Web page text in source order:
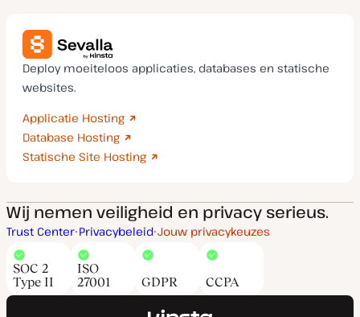
Deploy moeiteloos applicaties, databases en statische
websites.
Applicatie Hosting
Database Hosting
Statische Site Hosting
Wij nemen veiligheid en privacy serieus.
Trust Center Privacybeleid Jouw privacykeuzes
SOC 2
Type II
ISO
27001
GDPR CCPA